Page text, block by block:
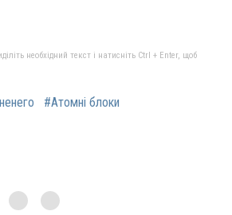
необхідний текст і натисніть Ctrl + Enter, щоб
#Атомні блоки